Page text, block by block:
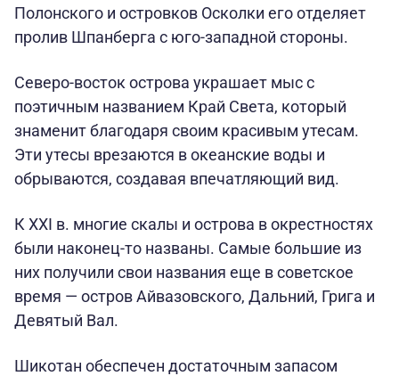
Полонского и островков Осколки его отделяет
пролив Шпанберга с юго-западной стороны.
Северо-восток острова украшает мыс с
поэтичным названием Край Света, который
знаменит благодаря своим красивым утесам.
Эти утесы врезаются в океанские воды и
обрываются, создавая впечатляющий вид.
К XXI в. многие скалы и острова в окрестностях
были наконец-то названы. Самые большие из
них получили свои названия еще в советское
время — остров Айвазовского, Дальний, Грига и
Девятый Вал.
Шикотан обеспечен достаточным запасом